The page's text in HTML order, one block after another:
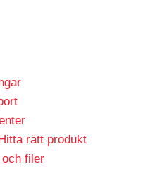
rätt produkt
filer